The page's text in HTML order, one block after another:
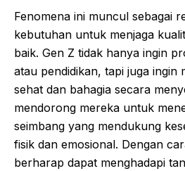
Fenomena ini muncul sebagai
kebutuhan untuk menjaga
baik. Gen Z tidak hanya ingin
atau pendidikan, tapi juga ingin
sehat dan bahagia secara
mendorong mereka untuk
seimbang yang mendukung
fisik dan emosional. Dengan
berharap dapat menghadapi